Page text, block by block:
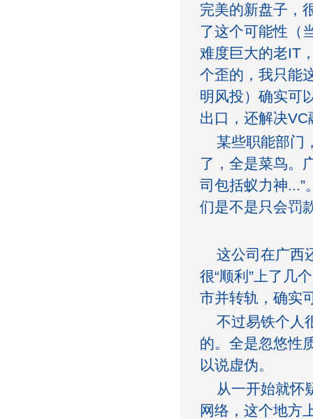
完美的新盘子，
了这个可能性（
难度巨大的老IT
个歪的，我只能
明风投）确实可
出口，还解决
某些职能部门
了，全是菜鸟。
司包括蚁力神...”
们是不是只会罚
这公司在广西
很“顺利”上了几
市并转轨，确实
不过易铁个人
的。全是忽悠性
以说虚伪。
从一开始就怀
网络，这个地方